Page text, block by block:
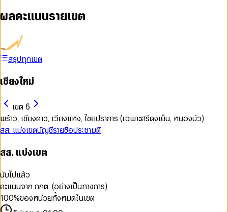
ผลคะแนนรายเขต
สรุปทุกเขต
เชียงใหม่
เขต 6
พร้าว, เชียงดาว, เวียงแหง, ไชยปราการ (เฉพาะศรีดงเย็น, หนองบัว)
สส. แบ่งเขตบัญชีรายชื่อประชามติ
สส. แบ่งเขต
นับไปแล้ว
คะแนนจาก กกต. (อย่างเป็นทางการ)
100%ของหน่วยทั้งหมดในเขต